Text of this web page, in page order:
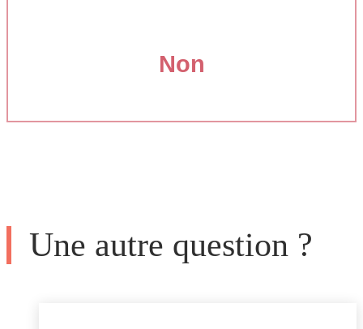
Non
Une autre question ?